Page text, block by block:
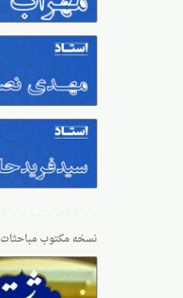
نسخه مکتوب مباحثات